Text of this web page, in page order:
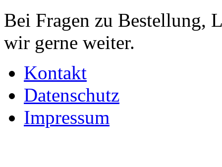
Bei Fragen zu Bestellung,
wir gerne weiter.
Kontakt
Datenschutz
Impressum